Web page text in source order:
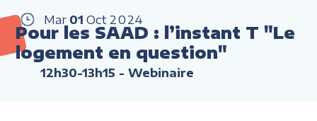
Mar 01 Oct 2024
Pour les SAAD : l’instant T "Le
logement en question"
12h30-13h15 - Webinaire